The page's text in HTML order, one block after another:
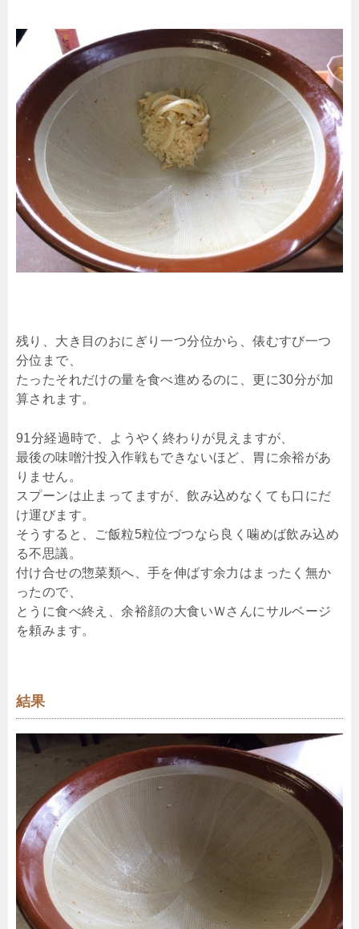
残り、大き目のおにぎり一つ分位から、俵むすび一つ
分位まで、
たったそれだけの量を食べ進めるのに、更に30分が加
算されます。
91分経過時で、ようやく終わりが見えますが、
最後の味噌汁投入作戦もできないほど、胃に余裕があ
りません。
スプーンは止まってますが、飲み込めなくても口にだ
け運びます。
そうすると、ご飯粒5粒位づつなら良く噛めば飲み込め
る不思議。
付け合せの惣菜類へ、手を伸ばす余力はまったく無か
ったので、
とうに食べ終え、余裕顔の大食いＷさんにサルベージ
を頼みます。
結果